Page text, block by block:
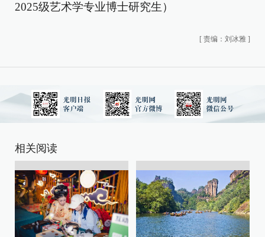
2025级艺术学专业博士研究生）
[ 责编：刘冰雅 ]
相关阅读